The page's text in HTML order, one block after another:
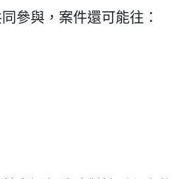
參與，案件還可能往：